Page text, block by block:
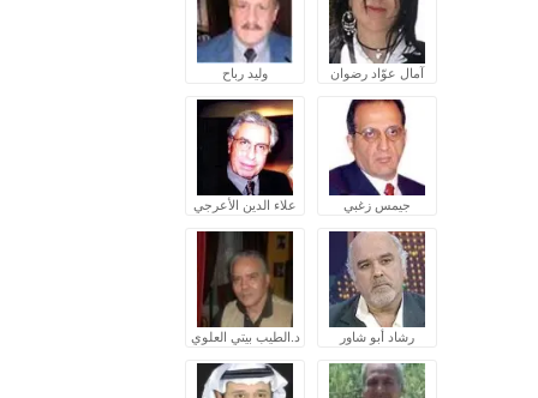
آمال عوّاد رضوان وليد رباح
جيمس زغبي علاء الدين الأعرجي
رشاد أبو شاور د.الطيب بيتي العلوي